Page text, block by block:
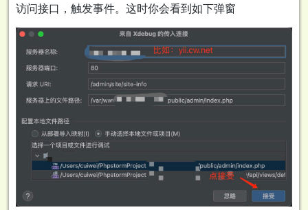
访问接口，触发事件。这时你会看到如下弹窗